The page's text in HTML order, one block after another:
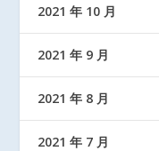
2021 年 10 月
2021 年 9 月
2021 年 8 月
2021 年 7 月